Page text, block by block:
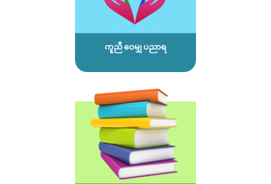
ကူညီ ဝေမျှ ပညာရ